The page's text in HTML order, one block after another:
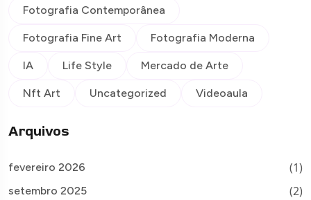
Fotografia Contemporânea
Fotografia Fine Art Fotografia Moderna
IA Life Style Mercado de Arte
Nft Art Uncategorized Videoaula
Arquivos
fevereiro 2026 (1)
setembro 2025 (2)